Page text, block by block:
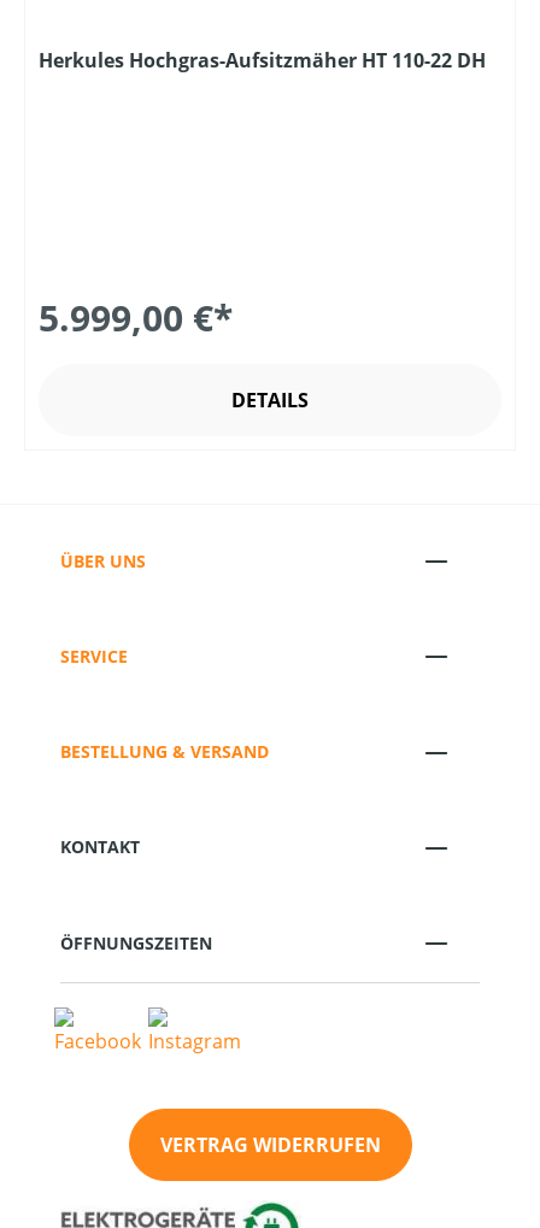
Herkules Hochgras-Aufsitzmäher HT 110-22 DH
5.999,00 €*
DETAILS
ÜBER UNS
SERVICE
BESTELLUNG & VERSAND
KONTAKT
ÖFFNUNGSZEITEN
VERTRAG WIDERRUFEN